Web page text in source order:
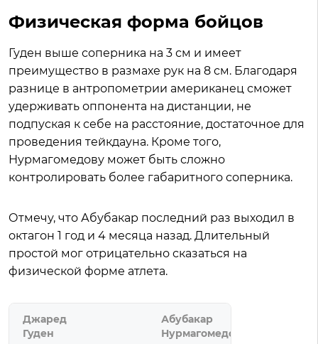
Физическая форма бойцов
Гуден выше соперника на 3 см и имеет
преимущество в размахе рук на 8 см. Благодаря
разнице в антропометрии американец сможет
удерживать оппонента на дистанции, не
подпуская к себе на расстояние, достаточное для
проведения тейкдауна. Кроме того,
Нурмагомедову может быть сложно
контролировать более габаритного соперника.
Отмечу, что Абубакар последний раз выходил в
октагон 1 год и 4 месяца назад. Длительный
простой мог отрицательно сказаться на
физической форме атлета.
Джаред
Гуден
Абубакар
Нурмагомедов